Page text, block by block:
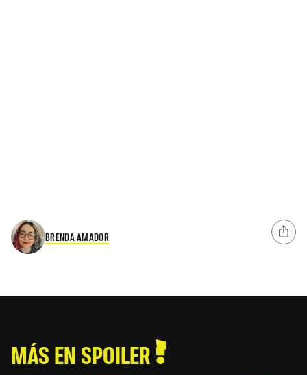
BRENDA AMADOR
MÁS EN SPOILER